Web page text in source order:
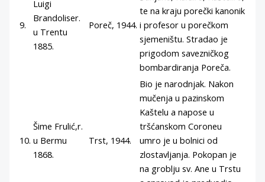
9.
Luigi
Brandoliser.
u Trentu
1885.
Poreč, 1944.
te na kraju porečki kanonik
i profesor u porečkom
sjemeništu. Stradao je
prigodom savezničkog
bombardiranja Poreča.
10.
Šime Frulić,r.
u Bermu
1868.
Trst, 1944.
Bio je narodnjak. Nakon
mučenja u pazinskom
Kaštelu a napose u
tršćanskom Coroneu
umro je u bolnici od
zlostavljanja. Pokopan je
na groblju sv. Ane u Trstu